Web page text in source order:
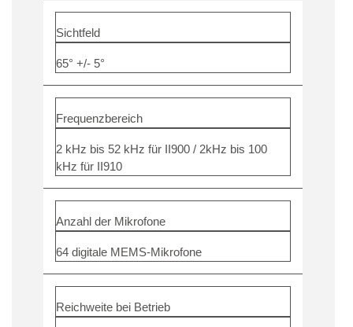
Sichtfeld
65° +/- 5°
Frequenzbereich
2 kHz bis 52 kHz für II900 / 2kHz bis 100
kHz für II910
Anzahl der Mikrofone
64 digitale MEMS-Mikrofone
Reichweite bei Betrieb